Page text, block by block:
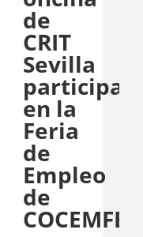
de
CRIT
Sevilla
participa
en la
Feria
de
Empleo
de
COCEMFE